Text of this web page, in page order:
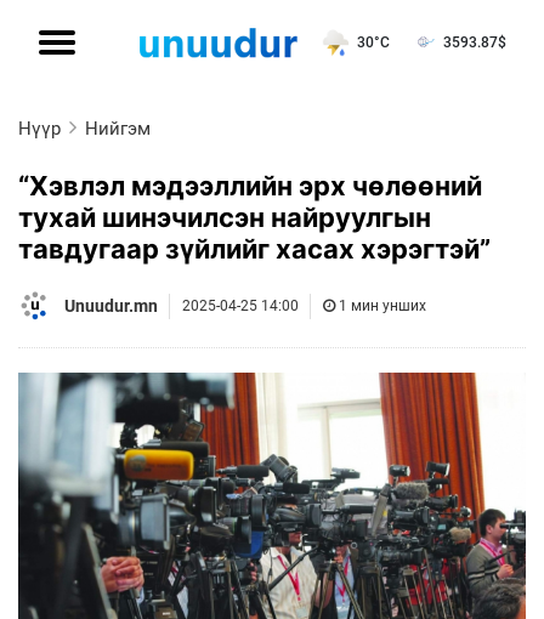
30°C 3593.87$
Нүүр Нийгэм
“Хэвлэл мэдээллийн эрх чөлөөний
тухай шинэчилсэн найруулгын
тавдугаар зүйлийг хасах хэрэгтэй”
Unuudur.mn 2025-04-25 14:00 1 мин унших